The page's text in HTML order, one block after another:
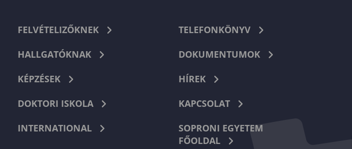
FELVÉTELIZŐKNEK
HALLGATÓKNAK
KÉPZÉSEK
DOKTORI ISKOLA
INTERNATIONAL
TELEFONKÖNYV
DOKUMENTUMOK
HÍREK
KAPCSOLAT
SOPRONI EGYETEM
FŐOLDAL